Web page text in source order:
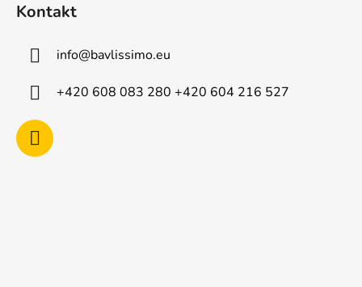
Kontakt
info@bavlissimo.eu
+420 608 083 280 +420 604 216 527